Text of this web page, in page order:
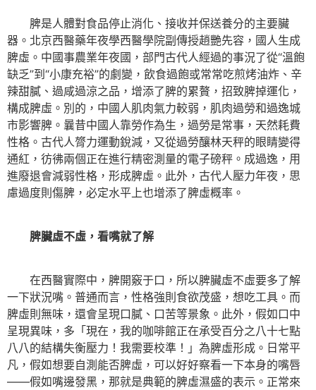
脾是人體對食品停止消化、接收并保送養分的主要臟
器。北京西醫藥年夜學西醫學院副傳授趙艷先容，國人生成
脾虛。中國事農業年夜國，部門古代人經過的事況了從“溫飽
缺乏”到“小康充裕”的劇變，飲食過飽或常常吃煎烤油炸、辛
辣甜膩、過咸過涼之品，增添了脾的累贅，招致脾掉運化，
構成脾虛。別的，中國人肌肉氣力較弱，肌肉過勞和過逸城
市影響脾。曩昔中國人靠勞作為生，過勞是常事，天然耗費
性格。古代人膂力運動銳減，又從過勞釀林天秤的眼睛變得
通紅，彷彿兩個正在進行精密測量的電子磅秤。成過逸，用
進廢退會減弱性格，形成脾虛。此外，古代人壓力年夜，思
慮過度則傷脾，必定水平上也增添了脾虛概率。
脾臟虛不虛，看嘴就了解
在西醫實際中，脾開竅于口，所以脾臟虛不虛要多了解
一下狀況嘴。普通而言，性格強則食欲茂盛，想吃工具。而
脾虛則無味，還會呈現口膩、口苦等景象。此外，假如口中
呈現異味，多「現在，我的咖啡館正在承受百分之八十七點
八八的結構失衡壓力！我需要校準！」為脾虛形成。日常平
凡，假如想要自測能否脾虛，可以好好察看一下本身的嘴唇
——假如嘴邊發黑，那就是典範的脾虛濕盛的表示。正常來